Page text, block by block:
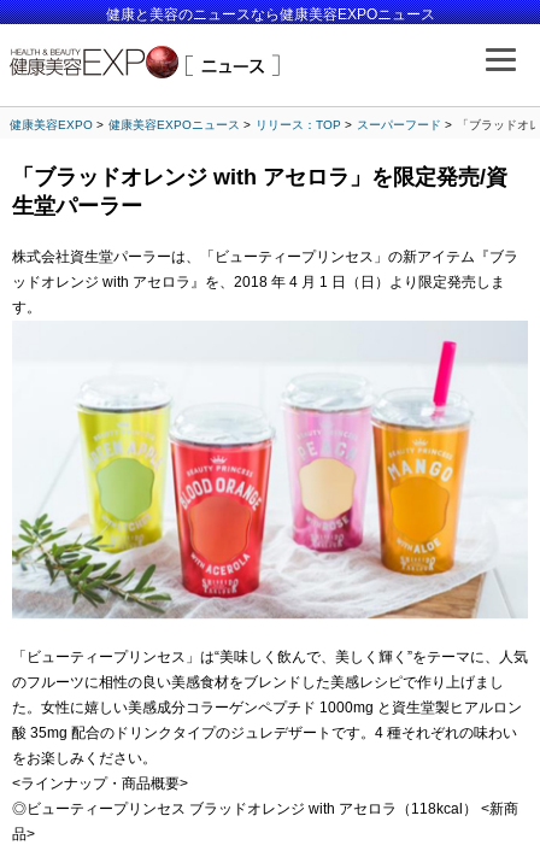
健康と美容のニュースなら健康美容EXPOニュース
健康美容EXPO 健康美容EXPOニュース リリース：TOP スーパーフード 「ブラッドオ
「ブラッドオレンジ with アセロラ」を限定発売/資
生堂パーラー
株式会社資生堂パーラーは、「ビューティープリンセス」の新アイテム『ブラ
ッドオレンジ with アセロラ』を、2018 年 4 月 1 日（日）より限定発売しま
す。
「ビューティープリンセス」は“美味しく飲んで、美しく輝く”をテーマに、人気
のフルーツに相性の良い美感食材をブレンドした美感レシピで作り上げまし
た。女性に嬉しい美感成分コラーゲンペプチド 1000mg と資生堂製ヒアルロン
酸 35mg 配合のドリンクタイプのジュレデザートです。4 種それぞれの味わい
をお楽しみください。
<ラインナップ・商品概要>
◎ビューティープリンセス ブラッドオレンジ with アセロラ（118kcal） <新商
品>